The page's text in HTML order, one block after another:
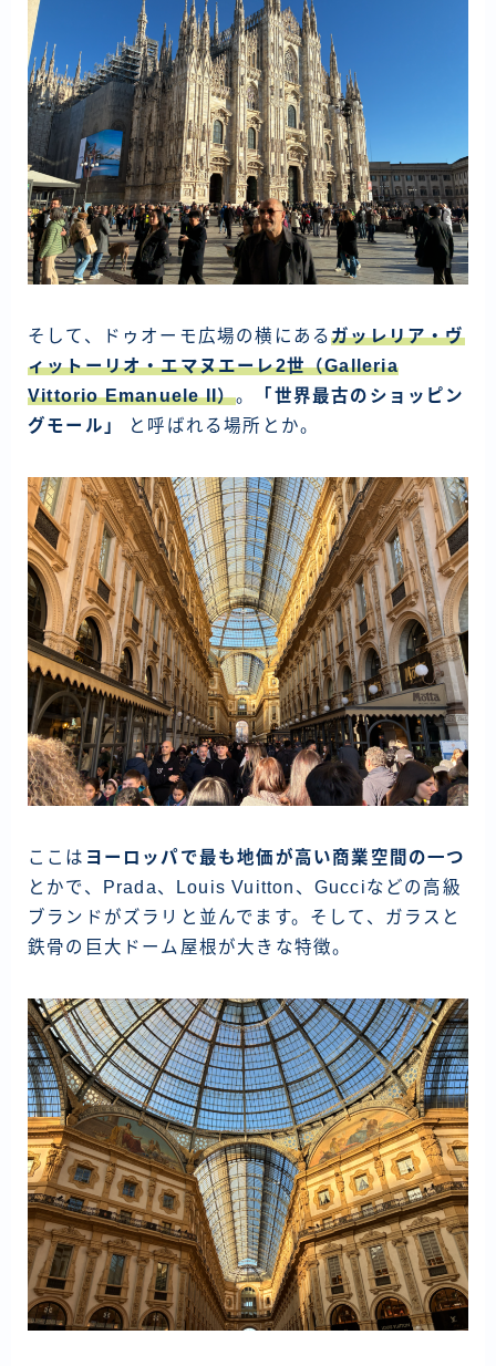
そして、ドゥオーモ広場の横にあるガッレリア・ヴ
ィットーリオ・エマヌエーレ2世（Galleria
Vittorio Emanuele II）。
「世界最古のショッピン
グモール」
と呼ばれる場所とか。
ここは ヨーロッパで最も地価が高い商業空間の一つ
とかで、Prada、Louis Vuitton、Gucciなどの高級
ブランドがズラリと並んでます。そして、ガラスと
鉄骨の巨大ドーム屋根が大きな特徴。